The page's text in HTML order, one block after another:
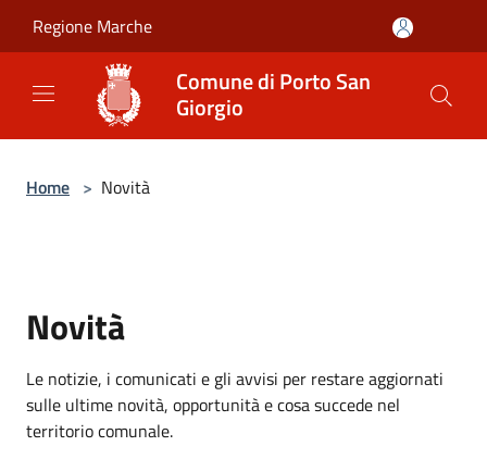
Regione Marche
Comune di Porto San
Giorgio
Home > Novità
Novità
Le notizie, i comunicati e gli avvisi per restare aggiornati
sulle ultime novità, opportunità e cosa succede nel
territorio comunale.